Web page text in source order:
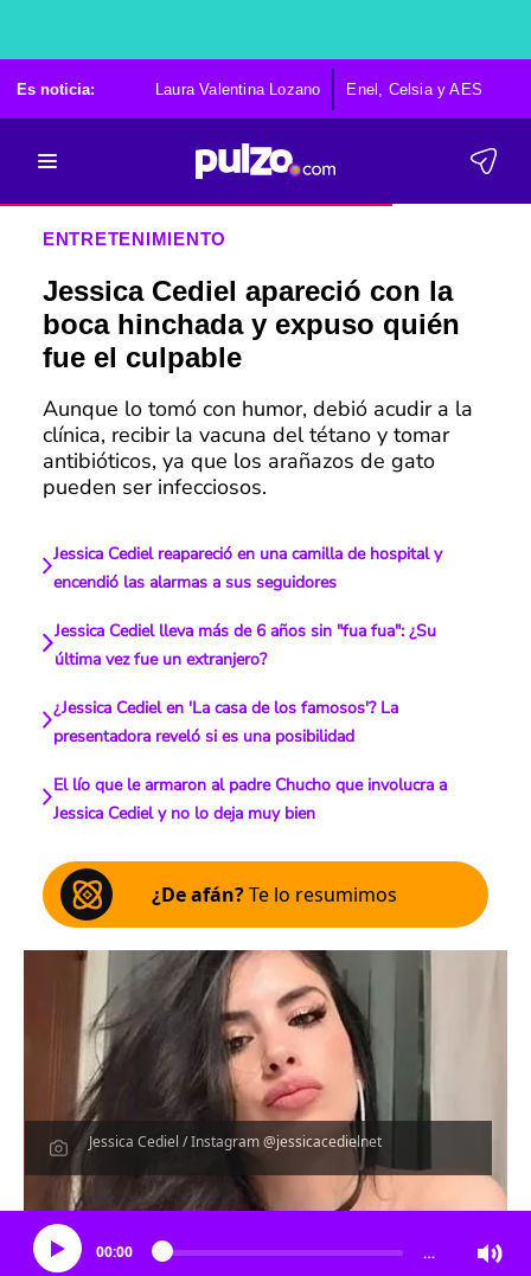
Es noticia: Laura Valentina Lozano Enel, Celsia y AES
ENTRETENIMIENTO
Jessica Cediel apareció con la
boca hinchada y expuso quién
fue el culpable
Aunque lo tomó con humor, debió acudir a la
clínica, recibir la vacuna del tétano y tomar
antibióticos, ya que los arañazos de gato
pueden ser infecciosos.
Jessica Cediel reapareció en una camilla de hospital y
encendió las alarmas a sus seguidores
Jessica Cediel lleva más de 6 años sin "fua fua": ¿Su
última vez fue un extranjero?
¿Jessica Cediel en 'La casa de los famosos'? La
presentadora reveló si es una posibilidad
El lío que le armaron al padre Chucho que involucra a
Jessica Cediel y no lo deja muy bien
¿De afán?Te lo resumimos
Jessica Cediel / Instagram @jessicacedielnet
Escucha el artículo
00:00 …